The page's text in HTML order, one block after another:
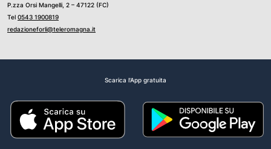
P.zza Orsi Mangelli, 2 – 47122 (FC)
Tel 0543 1900819
redazioneforli@teleromagna.it
Scarica l'App gratuita